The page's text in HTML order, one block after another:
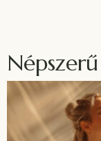
Népszerű